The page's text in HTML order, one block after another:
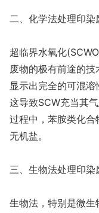
二、化学法处理印
超临界水氧化
废物的极有前途的
显示出完全的可混溶
这导致SCW充当其
过程中，苯胺类化
无机盐。
三、生物法处理印
生物法，特别是微